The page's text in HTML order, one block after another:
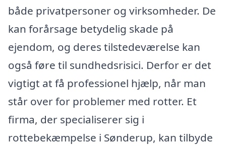
både privatpersoner og virksomheder. De
kan forårsage betydelig skade på
ejendom, og deres tilstedeværelse kan
også føre til sundhedsrisici. Derfor er det
vigtigt at få professionel hjælp, når man
står over for problemer med rotter. Et
firma, der specialiserer sig i
rottebekæmpelse i Sønderup, kan tilbyde